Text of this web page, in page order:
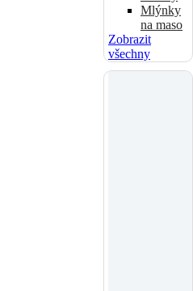
Mlýnky
na maso
Zobrazit
všechny